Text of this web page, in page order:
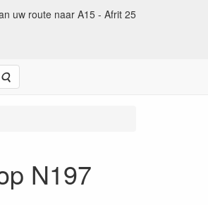
uw route naar A15 - Afrit 25
Zoeken
N197